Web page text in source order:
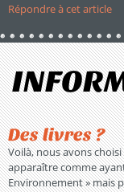
Répondre à cet article
Des livres ?
Voilà, nous avons
apparaître comme
Environnement » mais